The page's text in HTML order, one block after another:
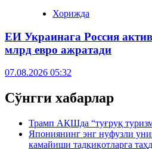
Хорижда
ЕИ Украинага Россия
млрд евро ажратади
07.08.2026 05:32
Сўнгги хабарлар
Трамп АҚШда “туғруқ
Япониянинг энг нуфузли
камайиши тадқиқотларга